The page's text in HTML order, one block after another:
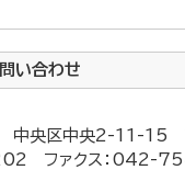
い合わせ
央区中央2-11-15
ファクス：042-